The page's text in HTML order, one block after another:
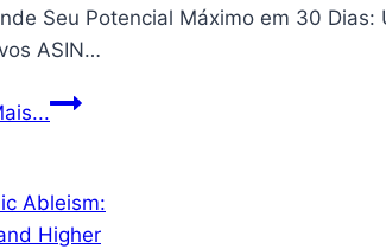
casa
suportam
362
kg
portas
giratórias
Seu Potencial Máximo em 30
ASIN…
Desvende
Máximo
em